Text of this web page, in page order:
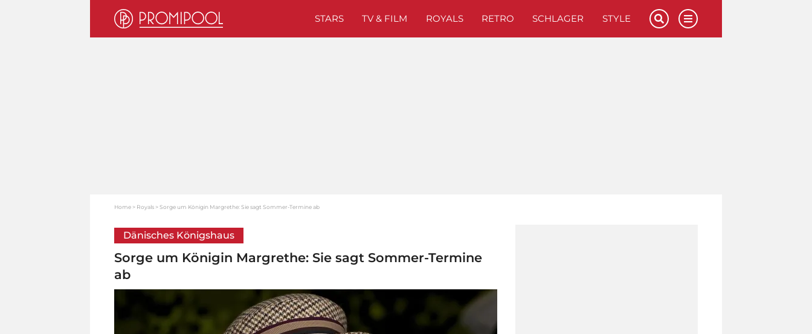
STARS TV & FILM ROYALS RETRO SCHLAGER STYLE
Home Royals Sorge um Königin Margrethe: Sie sagt Sommer-Termine ab
Dänisches Königshaus
Sorge um Königin Margrethe: Sie sagt Sommer-Termine
ab